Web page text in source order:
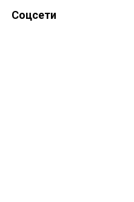
Соцсети